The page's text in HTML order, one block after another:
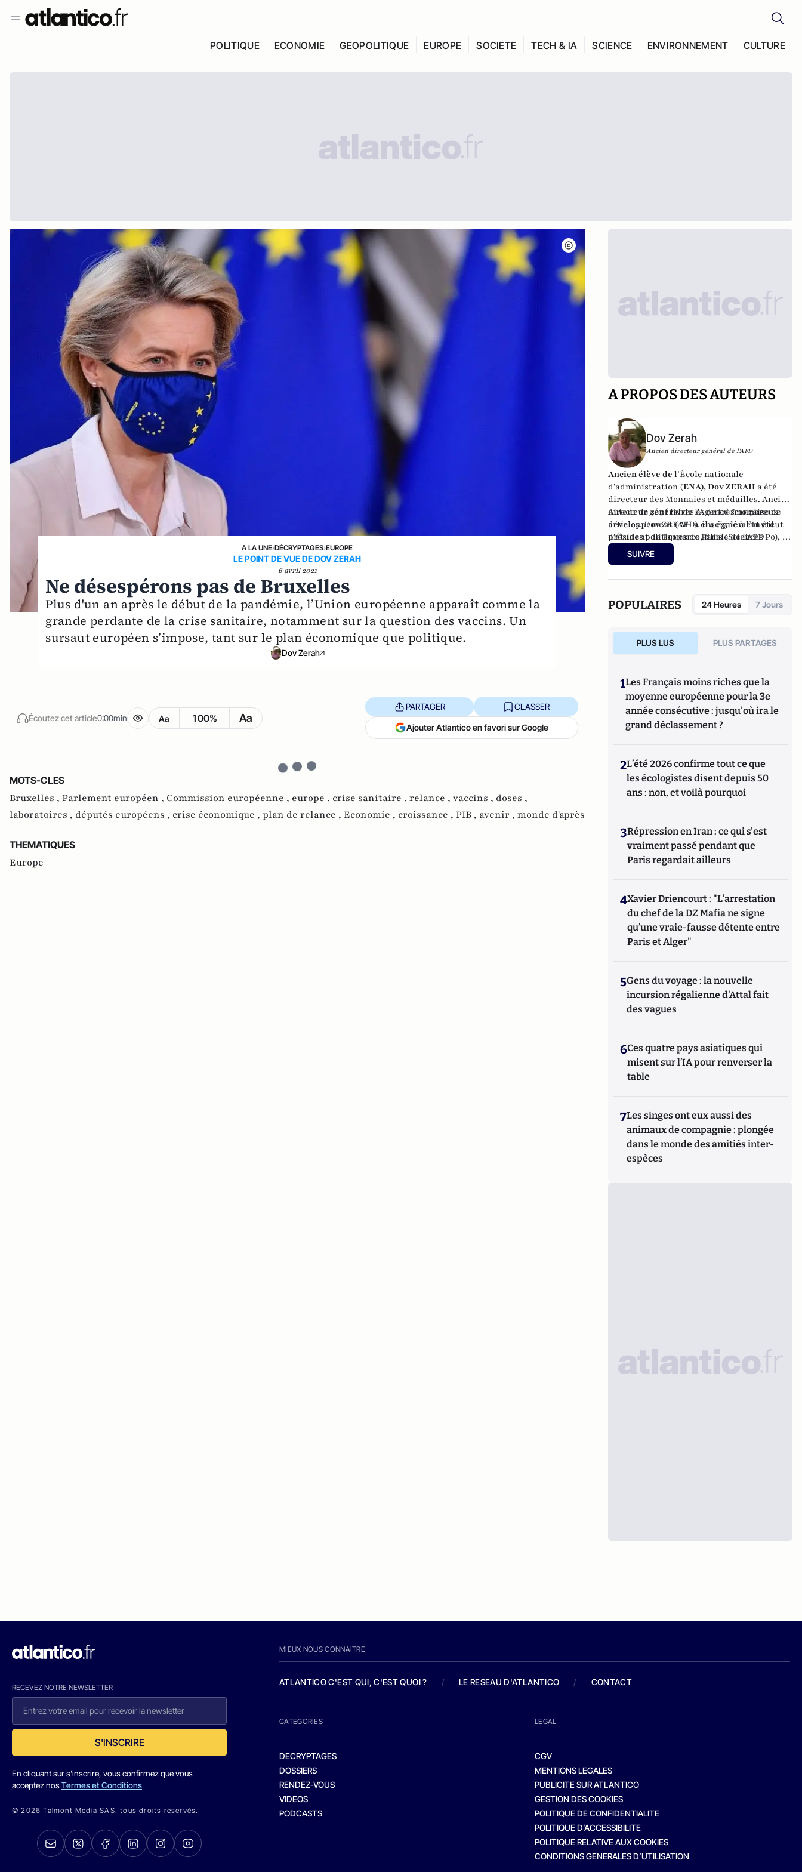
POLITIQUE ECONOMIE GEOPOLITIQUE EUROPE SOCIETE TECH & IA SCIENCE ENVIRONNEMENT CULTURE
A LA UNE›DÉCRYPTAGES›EUROPE
LE POINT DE VUE DE DOV ZERAH
6 avril 2021
Ne désespérons pas de Bruxelles
Plus d'un an après le début de la pandémie, l’Union européenne apparaît comme la
grande perdante de la crise sanitaire, notamment sur la question des vaccins. Un
sursaut européen s’impose, tant sur le plan économique que politique.
Dov Zerah
Écoutez cet article0:00min Aa 100% Aa
PARTAGER CLASSER
Ajouter Atlantico en favori sur Google
MOTS-CLES
Bruxelles , Parlement européen , Commission européenne , europe , crise sanitaire , relance , vaccins , doses ,
laboratoires , députés européens , crise économique , plan de relance , Economie , croissance , PIB , avenir , monde d'après
THEMATIQUES
Europe
A PROPOS DES AUTEURS
Dov Zerah
Ancien directeur général de l'AFD
Ancien élève del’École nationale
d’administration (ENA), Dov ZERAH a été
directeur des Monnaies et médailles. Ancien
directeur général de l'Agence française de
développement (AFD), il a également été
président de Proparco, filiale de l’AFD
spécialisée dans le financement du secteur
privé et censeur d'OSEO.
Auteur de sept livres et de très nombreux
articles, Dov ZERAH a enseigné à l’Institut
d’études politiques de Paris (Sciences Po), à
l’ENA, ainsi qu’à l’École des hautes études
commerciales de Paris (HEC). Conseiller
Administrateur du Consistoire de Paris de
1998 à 2006 et de 2010 à 2018, il en a été le
SUIVRE
POPULAIRES 24 Heures 7 Jours
PLUS LUS PLUS PARTAGES
1Les Français moins riches que la
moyenne européenne pour la 3e
année consécutive : jusqu'où ira le
grand déclassement ?
2L’été 2026 confirme tout ce que
les écologistes disent depuis 50
ans : non, et voilà pourquoi
3Répression en Iran : ce qui s'est
vraiment passé pendant que
Paris regardait ailleurs
4Xavier Driencourt : "L’arrestation
du chef de la DZ Mafia ne signe
qu’une vraie-fausse détente entre
Paris et Alger"
5Gens du voyage : la nouvelle
incursion régalienne d'Attal fait
des vagues
6Ces quatre pays asiatiques qui
misent sur l’IA pour renverser la
table
7Les singes ont eux aussi des
animaux de compagnie : plongée
dans le monde des amitiés inter-
espèces
RECEVEZ NOTRE NEWSLETTER
S'INSCRIRE
En cliquant sur s'inscrire, vous confirmez que vous
acceptez nosTermes et Conditions
© 2026 Talmont Media SAS. tous droits réservés.
MIEUX NOUS CONNAITRE
ATLANTICO C'EST QUI, C'EST QUOI ? / LE RESEAU D'ATLANTICO / CONTACT
CATEGORIES
DECRYPTAGES
DOSSIERS
RENDEZ-VOUS
VIDEOS
PODCASTS
LEGAL
CGV
MENTIONS LEGALES
PUBLICITE SUR ATLANTICO
GESTION DES COOKIES
POLITIQUE DE CONFIDENTIALITE
POLITIQUE D’ACCESSIBILITE
POLITIQUE RELATIVE AUX COOKIES
CONDITIONS GENERALES D’UTILISATION